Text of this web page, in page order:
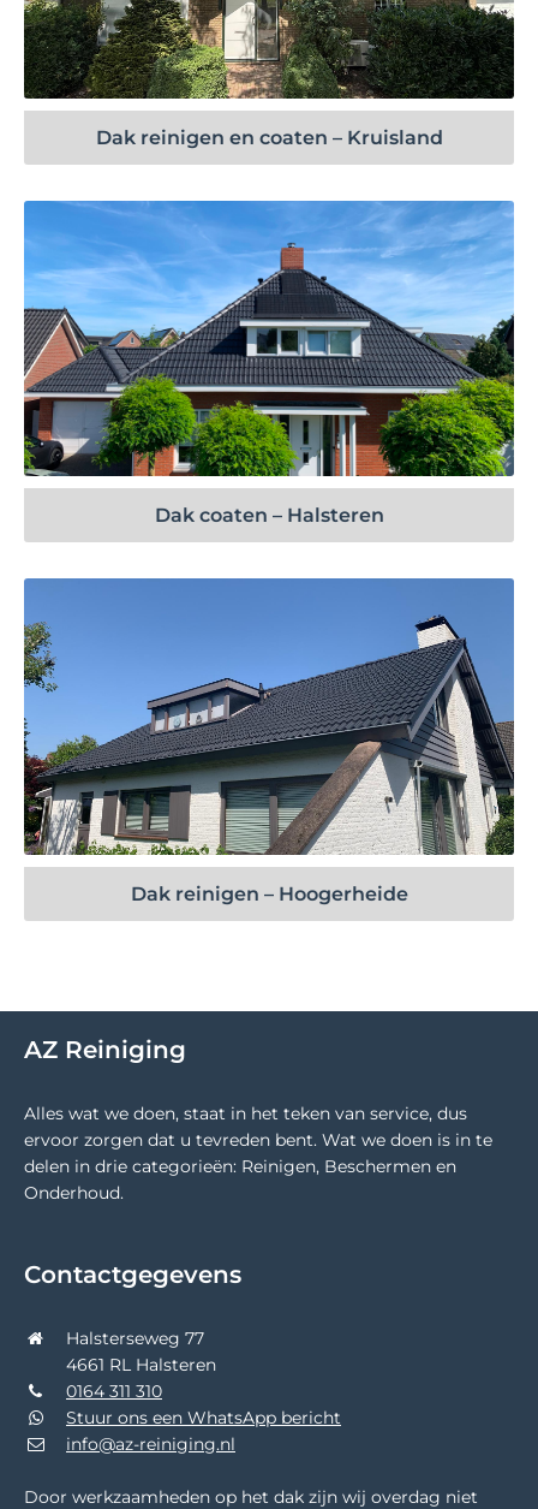
Bekijk project
Dak reinigen en coaten – Kruisland
Bekijk project
Dak coaten – Halsteren
Bekijk project
Dak reinigen – Hoogerheide
AZ Reiniging
Alles wat we doen, staat in het teken van service, dus
ervoor zorgen dat u tevreden bent. Wat we doen is in te
delen in drie categorieën: Reinigen, Beschermen en
Onderhoud.
Contactgegevens
Halsterseweg 77
4661 RL Halsteren
0164 311 310
Stuur ons een WhatsApp bericht
info@az-reiniging.nl
Door werkzaamheden op het dak zijn wij overdag niet